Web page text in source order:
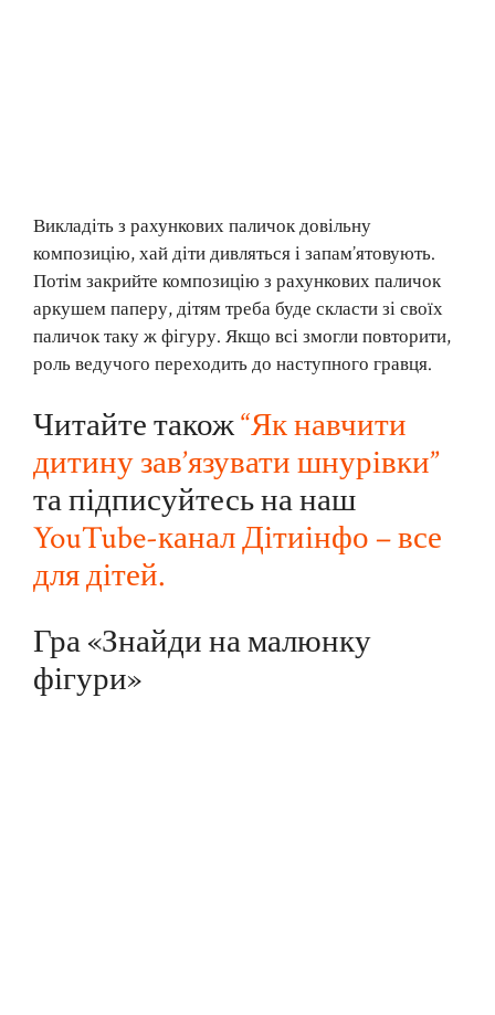
Викладіть з рахункових паличок довільну
композицію, хай діти дивляться і запам’ятовують.
Потім закрийте композицію з рахункових паличок
аркушем паперу, дітям треба буде скласти зі своїх
паличок таку ж фігуру. Якщо всі змогли повторити,
роль ведучого переходить до наступного гравця.
Читайте також“Як навчити
дитину зав’язувати шнурівки”
та підписуйтесь на наш
YouTube-канал Дітиінфо – все
для дітей.
Гра «Знайди на малюнку
фігури»